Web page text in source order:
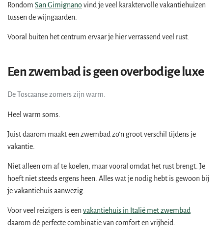
Rondom San Gimignanovind je veel karaktervolle vakantiehuizen
tussen de wijngaarden.
Vooral buiten het centrum ervaar je hier verrassend veel rust.
Een zwembad is geen overbodige luxe
De Toscaanse zomers zijn warm.
Heel warm soms.
Juist daarom maakt een zwembad zo’n groot verschil tijdens je
vakantie.
Niet alleen om af te koelen, maar vooral omdat het rust brengt. Je
hoeft niet steeds ergens heen. Alles wat je nodig hebt is gewoon bij
je vakantiehuis aanwezig.
Voor veel reizigers is een vakantiehuis in Italië met zwembad
daarom dé perfecte combinatie van comfort en vrijheid.